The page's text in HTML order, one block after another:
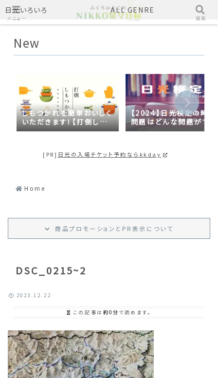
日光いろいろ ALL GENRE
New
しもつかれを簡単おいしく
いただきます！【打倒しも
つかれｓｅａｓｏｎ２】
【2024】日光検定の時事
問題はどんな問題がでる
の？2023年の時事問題
[PR] 日光の入場チケット予約ならkkday
Home
商品プロモーション と PR 表示 について
DSC_0215~2
2023.12.22
この記事は 約0分 で読めます。
メニュー 検索